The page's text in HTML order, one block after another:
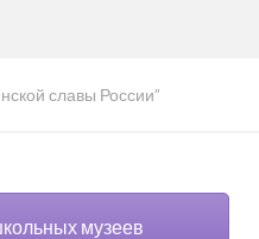
славы России”
музеев